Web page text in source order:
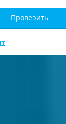
Проверить